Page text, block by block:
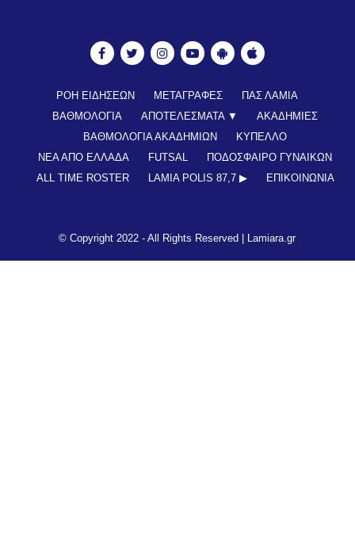
ΡΟΗ ΕΙΔΗΣΕΩΝ ΜΕΤΑΓΡΑΦΕΣ
ΠΑΣ ΛΑΜΙΑ
ΒΑΘΜΟΛΟΓΙΑ
ΑΠΟΤΕΛΕΣΜΑΤΑ ▼
ΑΚΑΔΗΜΙΕΣ
ΒΑΘΜΟΛΟΓΙΑ ΑΚΑΔΗΜΙΩΝ
ΚΥΠΕΛΛΟ
ΝΕΑ ΑΠΟ ΕΛΛΑΔΑ
FUTSAL
ΠΟΔΟΣΦΑΙΡΟ ΓΥΝΑΙΚΩΝ
ALL TIME ROSTER
LAMIA POLIS 87,7 ▶︎ ΕΠΙΚΟΙΝΩΝΊΑ
© Copyright 2022 - All Rights Reserved | Lamiara.gr